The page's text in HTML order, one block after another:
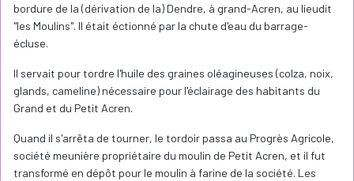
bordure de la (dérivation de la) Dendre, à grand-Acren, au lieudit
"les Moulins". Il était éctionné par la chute d'eau du barrage-
écluse.
Il servait pour tordre l'huile des graines oléagineuses (colza, noix,
glands, cameline) nécessaire pour l'éclairage des habitants du
Grand et du Petit Acren.
Quand il s'arrêta de tourner, le tordoir passa au Progrès Agricole,
société meunière propriétaire du moulin de Petit Acren, et il fut
transformé en dépôt pour le moulin à farine de la société. Les